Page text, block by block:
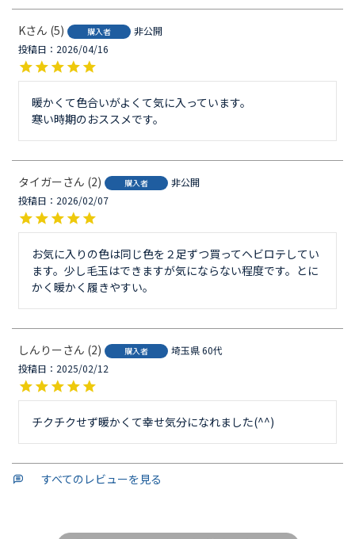
K 5 購入者
非公開
投稿日
2026/04/16
暖かくて色合いがよくて気に入っています。
寒い時期のおススメです。
タイガー 2 購入者
非公開
投稿日
2026/02/07
お気に入りの色は同じ色を２足ずつ買ってヘビロテしてい
ます。少し毛玉はできますが気にならない程度です。とに
かく暖かく履きやすい。
しんりー 2 購入者 埼玉県60代
投稿日
2025/02/12
チクチクせず暖かくて幸せ気分になれました(^^)
すべてのレビューを見る